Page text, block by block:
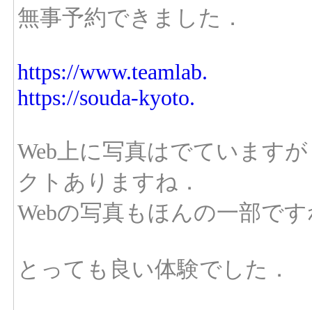
無事予約できました．
https://www.teamlab.
https://souda-kyoto.
Web上に写真はでています
クトありますね．
Webの写真もほんの一部で
とっても良い体験でした．